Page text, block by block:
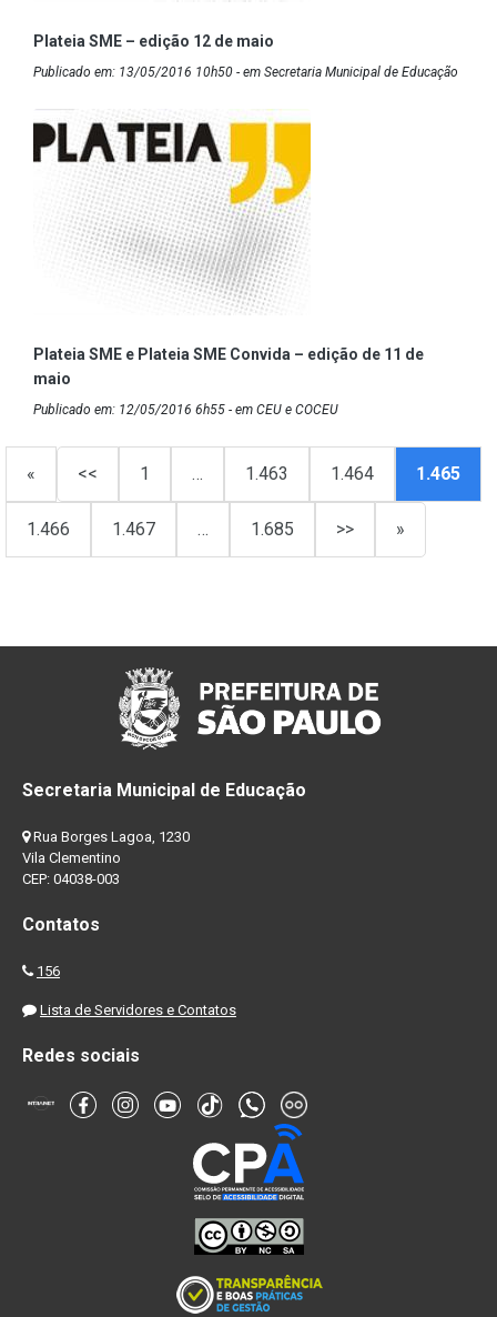
Plateia SME – edição 12 de maio
Publicado em: 13/05/2016 10h50 - em Secretaria Municipal de Educação
Plateia SME e Plateia SME Convida – edição de 11 de
maio
Publicado em: 12/05/2016 6h55 - em CEU e COCEU
« << 1 … 1.463 1.464 1.465
1.466 1.467 … 1.685 >> »
Secretaria Municipal de Educação
Rua Borges Lagoa, 1230
Vila Clementino
CEP: 04038-003
Contatos
156
Lista de Servidores e Contatos
Redes sociais